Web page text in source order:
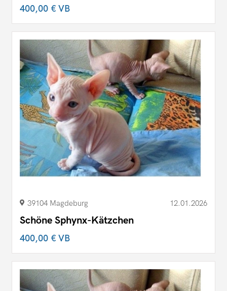
400,00 €VB
39104 Magdeburg 12.01.2026
Schöne Sphynx-Kätzchen
400,00 €VB